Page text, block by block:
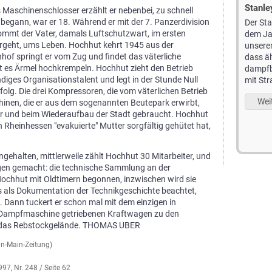
erzählt er nebenbei, zu schnell
war er 18. Während er mit der 7. Panzerdivision
der Vater, damals Luftschutzwart, im ersten
ums Leben. Hochhut kehrt 1945 aus der
springt er vom Zug und findet das väterliche
Ärmel hochkrempeln. Hochhut zieht den Betrieb
Organisationstalent und legt in der Stunde Null
Die drei Kompressoren, die vom väterlichen Betrieb
die er aus dem sogenannten Beutepark erwirbt,
und beim Wiederaufbau der Stadt gebraucht. Hochhut
Rheinhessen "evakuierte" Mutter sorgfältig gehütet hat,
mittlerweile zählt Hochhut 30 Mitarbeiter, und
gemacht: die technische Sammlung an der
mit Oldtimern begonnen, inzwischen wird sie
Dokumentation der Technikgeschichte beachtet,
tuckert er schon mal mit dem einzigen in
getriebenen Kraftwagen zu den
Rebstockgelände. THOMAS UBER
Main-Zeitung)
Nr. 248 / Seite 62
Bergmann Picolo Baujahr 1898
Der Bergmann ist, nach
unserem Wissensstand,
dass zweitälteste Auto mit
Straßenzulassung in
Deutschland und gehört zu den
besonderen Exponaten der Technischen
Sammlung Hochhut.
Weiterlesen ...
Der
dem
dass
mit
Seitensteuer-Dreirad
Ein Seitensteuer-Dreirad,
wie es angeblich früher
von Damen gefahren wurde. Damit es nicht
umkippt, war ein zusätzliches großes
Stützrad an der linken Seite angebracht.
Weiterlesen ...